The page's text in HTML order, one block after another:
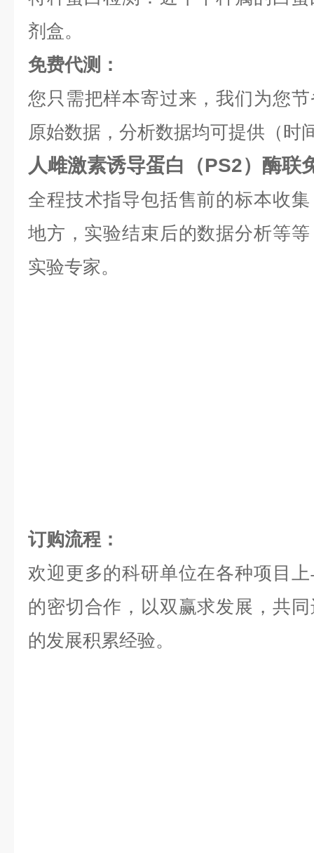
剂盒。
免费代测：
您只需把样本寄过来，我们为您
原始数据，分析数据均可提供（时
人雌激素诱导蛋白（PS2）酶联
全程技术指导包括售前的标本收
地方，实验结束后的数据分析等
实验专家。
订购流程：
欢迎更多的科研单位在各种项目
的密切合作，以双赢求发展，共
的发展积累经验。